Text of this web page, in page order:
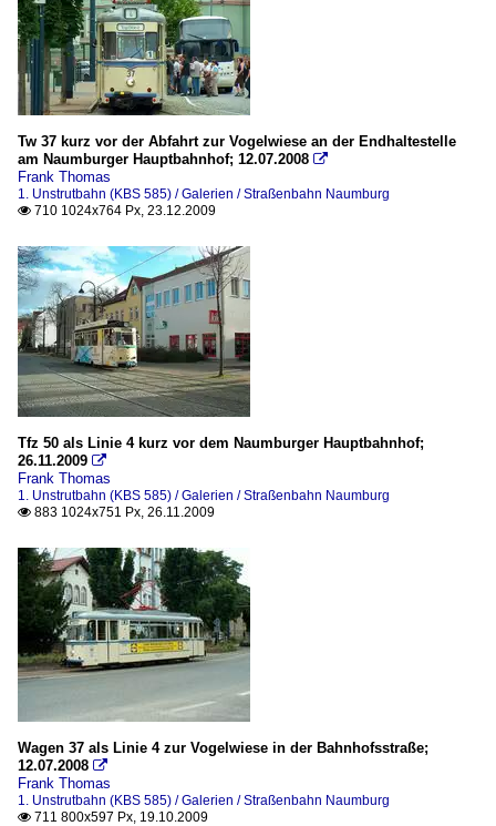
Tw 37 kurz vor der Abfahrt zur Vogelwiese an der Endhaltestelle
am Naumburger Hauptbahnhof; 12.07.2008 
Frank Thomas
1. Unstrutbahn (KBS 585) / Galerien / Straßenbahn Naumburg
 710 1024x764 Px, 23.12.2009
Tfz 50 als Linie 4 kurz vor dem Naumburger Hauptbahnhof;
26.11.2009 
Frank Thomas
1. Unstrutbahn (KBS 585) / Galerien / Straßenbahn Naumburg
 883 1024x751 Px, 26.11.2009
Wagen 37 als Linie 4 zur Vogelwiese in der Bahnhofsstraße;
12.07.2008 
Frank Thomas
1. Unstrutbahn (KBS 585) / Galerien / Straßenbahn Naumburg
 711 800x597 Px, 19.10.2009